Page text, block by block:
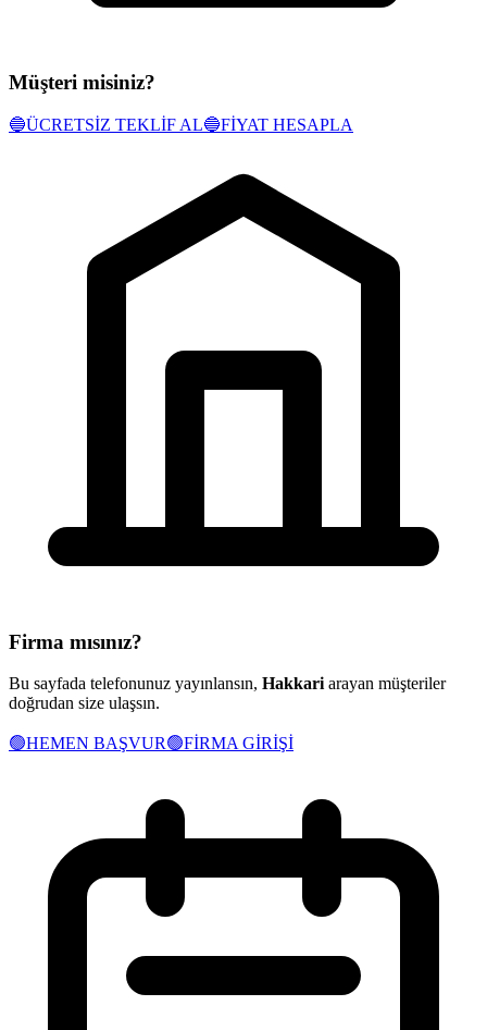
Müşteri misiniz?
🔵ÜCRETSİZ TEKLİF AL🔵FİYAT HESAPLA
Firma mısınız?
Bu sayfada telefonunuz yayınlansın, Hakkariarayan müşteriler
doğrudan size ulaşsın.
🟢HEMEN BAŞVUR🟢FİRMA GİRİŞİ